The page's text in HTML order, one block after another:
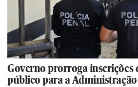
Governo prorroga inscrições
público para a